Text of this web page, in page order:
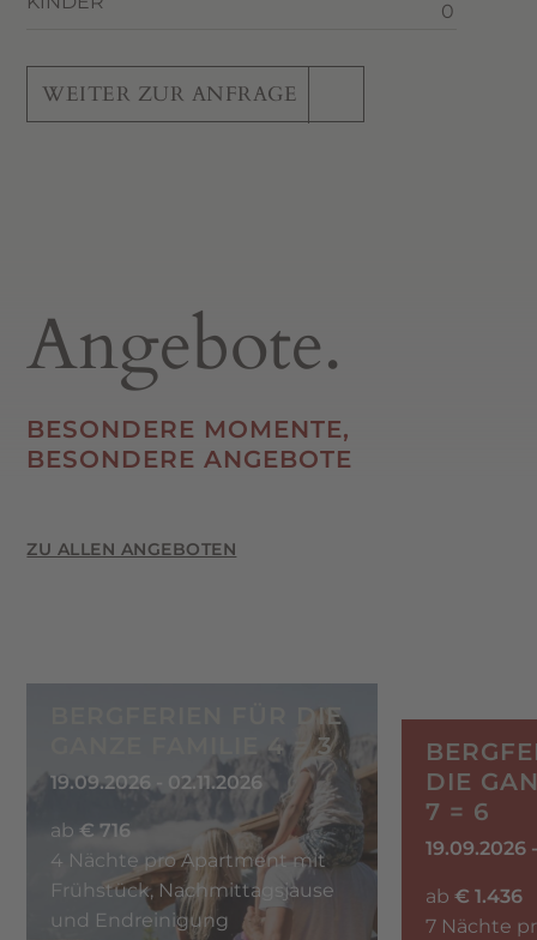
WEITER ZUR ANFRAGE
Angebote.
BESONDERE MOMENTE,
BESONDERE ANGEBOTE
ZU ALLEN ANGEBOTEN
BERGFERIEN FÜR DIE
GANZE FAMILIE 4 = 3
19.09.2026 - 02.11.2026
ab€ 716
4 Nächte pro Apartment mit
Frühstück, Nachmittagsjause
und Endreinigung
DIE
7 = 6
19.09.2026
ab€ 1.436
7 Nächte